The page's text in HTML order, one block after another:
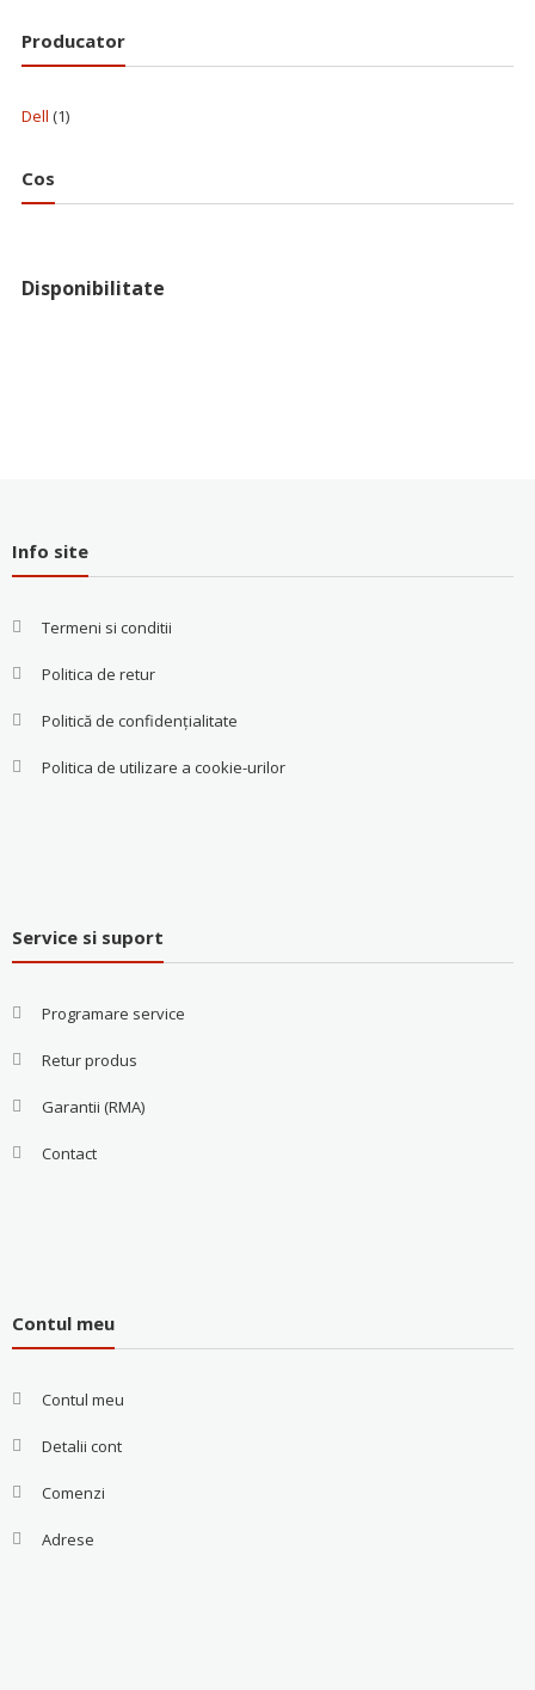
Producator
Dell (1)
Cos
Disponibilitate
Info site
Termeni si conditii
Politica de retur
Politică de confidențialitate
Politica de utilizare a cookie-urilor
Service si suport
Programare service
Retur produs
Garantii (RMA)
Contact
Contul meu
Contul meu
Detalii cont
Comenzi
Adrese